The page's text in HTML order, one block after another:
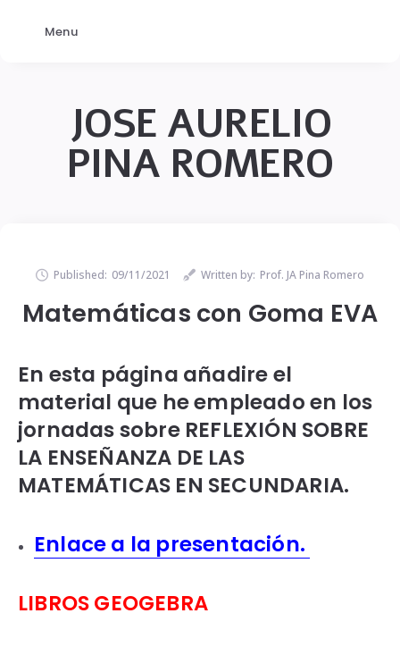
JOSE AURELIO
PINA ROMERO
Published: 09/11/2021 Written by: Prof. JA Pina Romero
Matemáticas con Goma EVA
En esta página añadire el
material que he empleado en los
jornadas sobre REFLEXIÓN SOBRE
LA ENSEÑANZA DE LAS
MATEMÁTICAS EN SECUNDARIA.
Enlace a la presentación.
LIBROS GEOGEBRA
Menu